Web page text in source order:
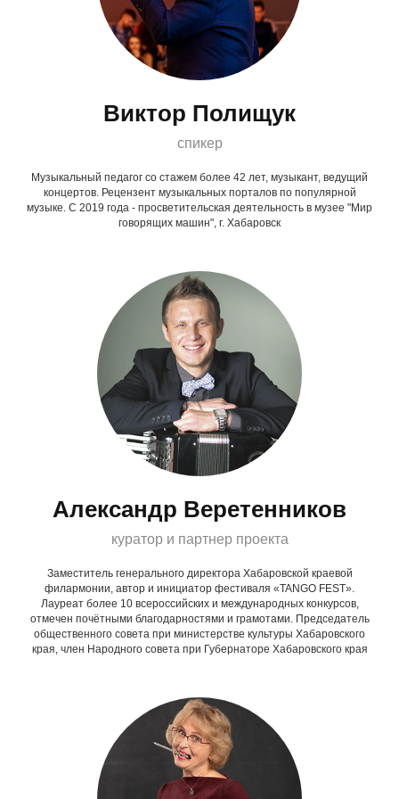
Виктор Полищук
спикер
Музыкальный педагог со стажем более 42 лет, музыкант, ведущий
концертов. Рецензент музыкальных порталов по популярной
музыке. С 2019 года - просветительская деятельность в музее "Мир
говорящих машин", г. Хабаровск
Александр Веретенников
куратор и партнер проекта
Заместитель генерального директора Хабаровской краевой
филармонии, автор и инициатор фестиваля «TANGO FEST».
Лауреат более 10 всероссийских и международных конкурсов,
отмечен почётными благодарностями и грамотами. Председатель
общественного совета при министерстве культуры Хабаровского
края, член Народного совета при Губернаторе Хабаровского края